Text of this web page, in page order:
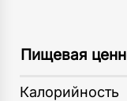
Пищевая
Калорийность